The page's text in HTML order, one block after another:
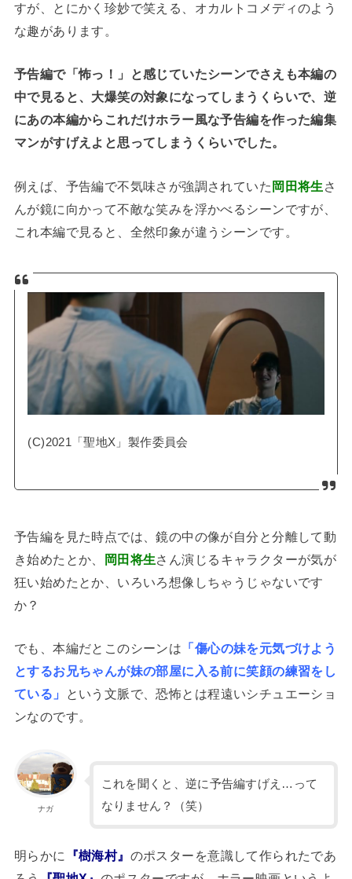
すが、とにかく珍妙で笑える、オカルトコメディのよう
な趣があります。
予告編で「怖っ！」と感じていたシーンでさえも本編の
中で見ると、大爆笑の対象になってしまうくらいで、逆
にあの本編からこれだけホラー風な予告編を作った編集
マンがすげえよと思ってしまうくらいでした。
例えば、予告編で不気味さが強調されていた 岡田将生 さ
んが鏡に向かって不敵な笑みを浮かべるシーンですが、
これ本編で見ると、全然印象が違うシーンです。
(C)2021「聖地X」製作委員会
予告編を見た時点では、鏡の中の像が自分と分離して動
き始めたとか、
岡田将生さん演じるキャラクターが気が
狂い始めたとか、いろいろ想像しちゃうじゃないです
か？
でも、本編だとこのシーンは 「傷心の妹を元気づけよう
とするお兄ちゃんが妹の部屋に入る前に笑顔の練習をし
ている」
という文脈で、恐怖とは程遠いシチュエーショ
ンなのです。
ナガ
これを聞くと、逆に予告編すげえ…って
なりません？（笑）
明らかに 『樹海村』 のポスターを意識して作られたであ